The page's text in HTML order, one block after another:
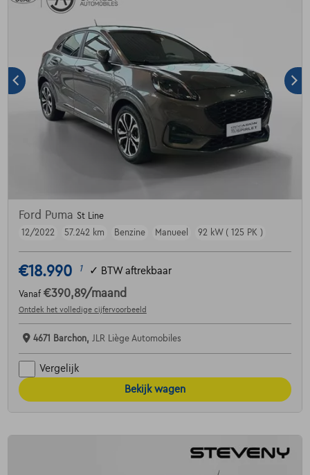
Ford Puma St Line
12/2022
57.242 km Benzine Manueel 92 kW ( 125 PK )
€18.990 1 ✓ BTW aftrekbaar
Vanaf €390,89/maand
Ontdek het volledige cijfervoorbeeld
4671 Barchon, JLR Liège Automobiles
Vergelijk
Bekijk wagen